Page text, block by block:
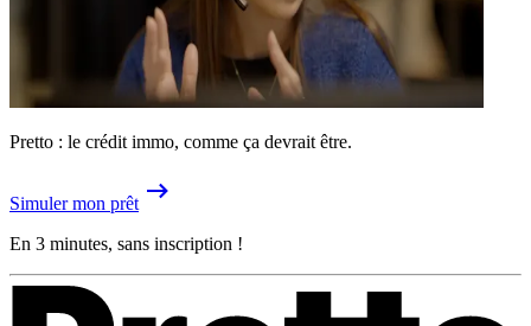
Pretto : le crédit immo, comme ça devrait être.
Simuler mon prêt
En 3 minutes, sans inscription !